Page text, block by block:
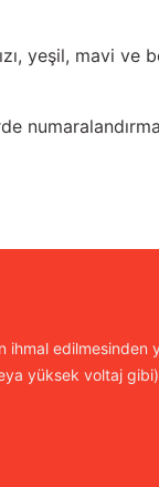
yeşil, mavi
edilmesinden
yüksek voltaj